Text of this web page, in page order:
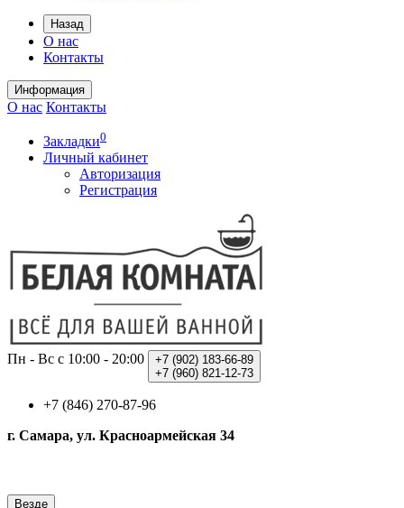
Назад
О нас
Контакты
Информация
О нас Контакты
Закладки0
Личный кабинет
Авторизация
Регистрация
Пн - Вс с 10:00 - 20:00 +7 (902) 183-66-89
+7 (960) 821-12-73
+7 (846) 270-87-96
г. Самара, ул. Красноармейская 34
Везде